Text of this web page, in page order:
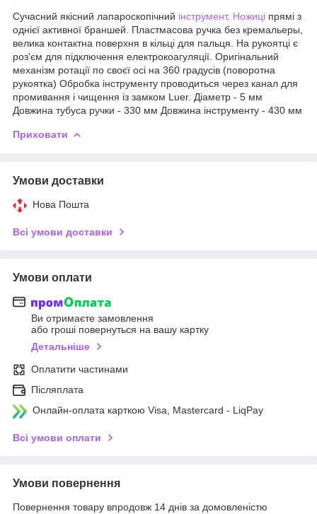
Сучасний якісний лапароскопічний інструмент. Ножиці прямі з
однієї активної браншей. Пластмасова ручка без кремальеры,
велика контактна поверхня в кільці для пальця. На рукоятці є
роз'єм для підключення електрокоагуляції. Оригінальний
механізм ротації по своєї осі на 360 градусів (поворотна
рукоятка) Обробка інструменту проводиться через канал для
промивання і чищення із замком Luer. Діаметр - 5 мм
Довжина тубуса ручки - 330 мм Довжина інструменту - 430 мм
Приховати
Умови доставки
Нова Пошта
Всі умови доставки
Умови оплати
Ви отримаєте замовлення
або гроші повернуться на вашу картку
Детальніше
Оплатити частинами
Післяплата
Онлайн-оплата карткою Visa, Mastercard - LiqPay
Всі умови оплати
Умови повернення
Повернення товару впродовж 14 днів за домовленістю